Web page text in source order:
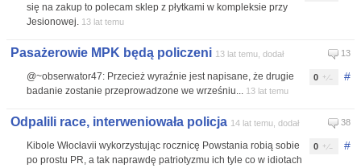
się na zakup to polecam sklep z płytkami w kompleksie przy
Jesionowej. 13 lat temu
Pasażerowie MPK będą policzeni 13 lat temu, dodał 13
#
0
@~obserwator47: Przecież wyraźnie jest napisane, że drugie
badanie zostanie przeprowadzone we wrześniu... 13 lat temu
Odpalili race, interweniowała policja 14 lat temu, dodał 38
#
0
Kibole Włocłavii wykorzystując rocznicę Powstania robią sobie
po prostu PR, a tak naprawdę patriotyzmu ich tyle co w idiotach